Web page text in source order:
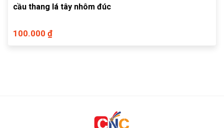
cầu thang lá tây nhôm đúc
100.000 ₫